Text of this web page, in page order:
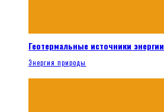
Геотермальные источники энергии
Энергия природы